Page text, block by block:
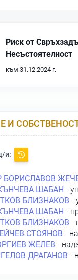
Риск от
Несъстоятелност
към 31.12.2024 г.
И
и:
БОРИСЛАВОВ
ШАБАН -
БЛИЗНАКОВ -
ШАБАН -
БЛИЗНАКОВ -
СТОЯНОВ -
ЖЕЛЕВ -
ДРАГАНОВ -